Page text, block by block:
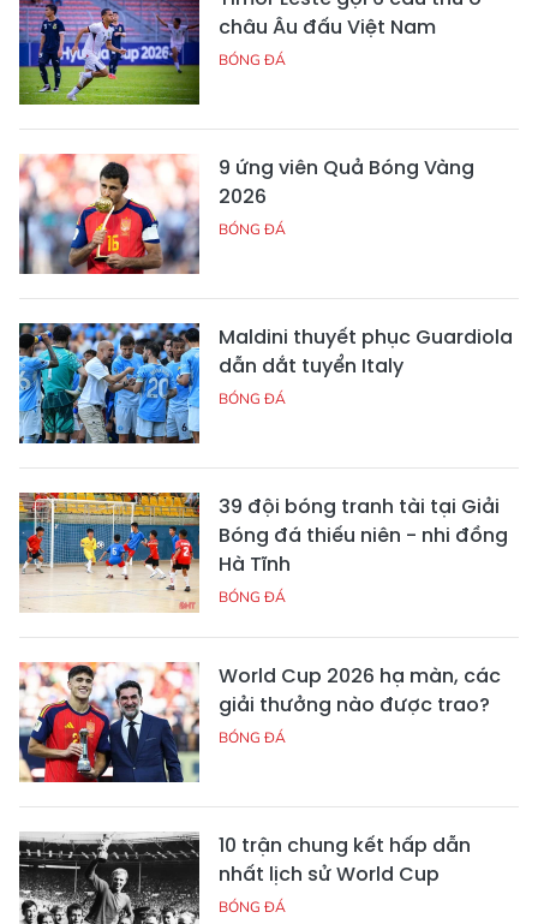
châu Âu đấu Việt Nam
BÓNG ĐÁ
9 ứng viên Quả Bóng Vàng
2026
BÓNG ĐÁ
Maldini thuyết phục Guardiola
dẫn dắt tuyển Italy
BÓNG ĐÁ
39 đội bóng tranh tài tại Giải
Bóng đá thiếu niên - nhi đồng
Hà Tĩnh
BÓNG ĐÁ
World Cup 2026 hạ màn, các
giải thưởng nào được trao?
BÓNG ĐÁ
10 trận chung kết hấp dẫn
nhất lịch sử World Cup
BÓNG ĐÁ